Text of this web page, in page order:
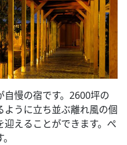
慢の宿です。2600坪の
うに立ち並ぶ離れ風の個
えることができます。ぺ